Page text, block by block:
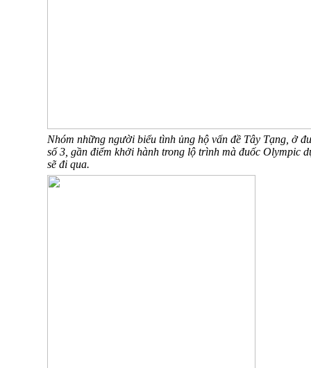
Nhóm những người biểu tình ủng hộ vấn đề Tây Tạng, ở
số 3, gần điểm khởi hành trong lộ trình mà đuốc Olympic
sẽ đi qua.